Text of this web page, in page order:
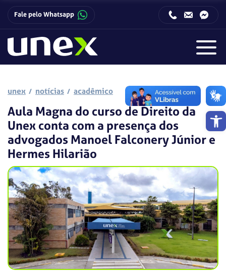
Barra
Fale pelo Whatsapp
unex notícias acadêmico
Aula Magna do curso de Direito da
Unex conta com a presença dos
advogados Manoel Falconery Júnior e
Hermes Hilarião